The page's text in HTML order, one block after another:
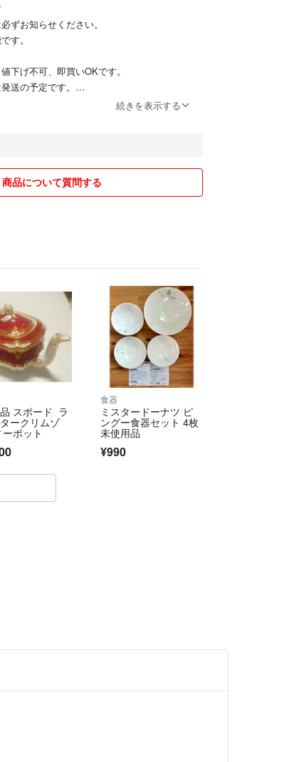
ずお知らせください。
す。
下げ不可、即買いOKです。
送の予定です。
せん。
す。
続きを表示する
商品について質問する
スポード ラ
ークリムゾ
ポット
食器
ミスタードーナツ ピ
ングー食器セット 4枚
未使用品
¥990